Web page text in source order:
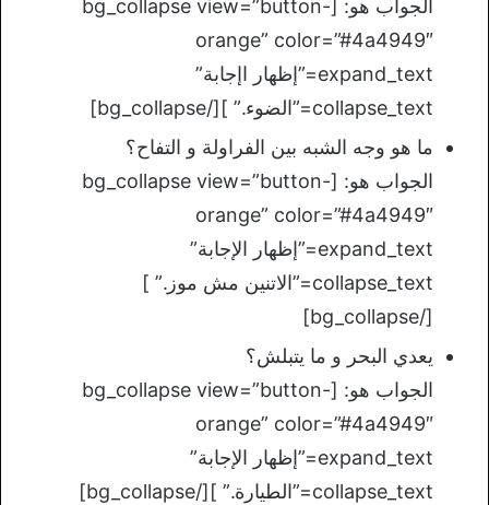
الجواب هو: [bg_collapse view=”button-
orange” color=”#4a4949″
expand_text=”إظهار اإجابة”
collapse_text=”الضوء.” ][/bg_collapse]
ما هو وجه الشبه بين الفراولة و التفاح؟
الجواب هو: [bg_collapse view=”button-
orange” color=”#4a4949″
expand_text=”إظهار الإجابة”
collapse_text=”الاتنين مش موز.” ]
[/bg_collapse]
يعدي البحر و ما يتبلش؟
الجواب هو: [bg_collapse view=”button-
orange” color=”#4a4949″
expand_text=”إظهار الإجابة”
collapse_text=”الطيارة.” ][/bg_collapse]